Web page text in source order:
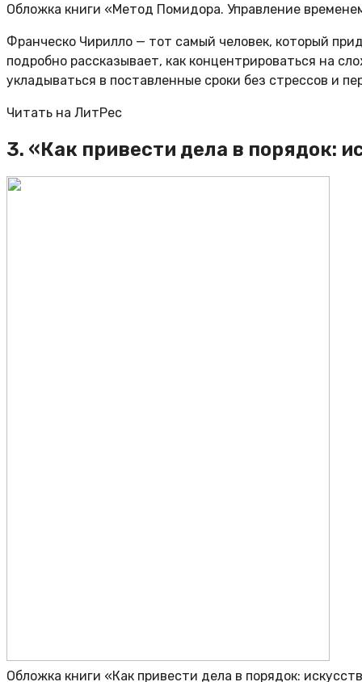
Обложка книги «Метод Помидора. Управление
Франческо Чирилло — тот самый человек, который
подробно рассказывает, как концентрироваться на
укладываться в поставленные сроки без стрессов и
Читать на ЛитРес
3. «Как привести дела в порядок:
Обложка книги «Как привести дела в порядок: